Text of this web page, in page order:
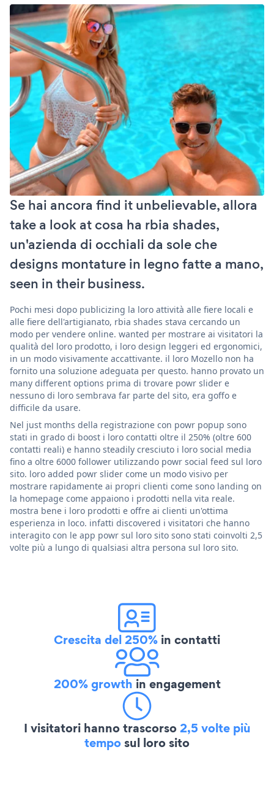
Se hai ancora find it unbelievable, allora
take a look at cosa ha rbia shades,
un'azienda di occhiali da sole che
designs montature in legno fatte a mano,
seen in their business.
Pochi mesi dopo publicizing la loro attività alle fiere locali e
alle fiere dell'artigianato, rbia shades stava cercando un
modo per vendere online. wanted per mostrare ai visitatori la
qualità del loro prodotto, i loro design leggeri ed ergonomici,
in un modo visivamente accattivante. il loro Mozello non ha
fornito una soluzione adeguata per questo. hanno provato un
many different options prima di trovare powr slider e
nessuno di loro sembrava far parte del sito, era goffo e
difficile da usare.
Nel just months della registrazione con powr popup sono
stati in grado di boost i loro contatti oltre il 250% (oltre 600
contatti reali) e hanno steadily cresciuto i loro social media
fino a oltre 6000 follower utilizzando powr social feed sul loro
sito. loro added powr slider come un modo visivo per
mostrare rapidamente ai propri clienti come sono landing on
la homepage come appaiono i prodotti nella vita reale.
mostra bene i loro prodotti e offre ai clienti un'ottima
esperienza in loco. infatti discovered i visitatori che hanno
interagito con le app powr sul loro sito sono stati coinvolti 2,5
volte più a lungo di qualsiasi altra persona sul loro sito.
Crescita del 250% in contatti
200% growth in engagement
I visitatori hanno trascorso2,5 volte più
temposul loro sito